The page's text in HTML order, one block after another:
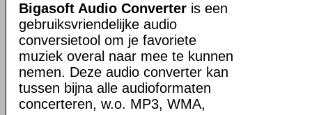
Bigasoft Audio Converter is een
gebruiksvriendelijke audio
conversietool om je favoriete
muziek overal naar mee te kunnen
nemen. Deze audio converter kan
tussen bijna alle audioformaten
concerteren, w.o. MP3, WMA,